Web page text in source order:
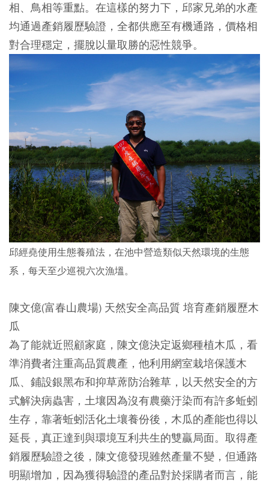
相、鳥相等重點。在這樣的努力下，邱家兄弟的水產
均通過產銷履歷驗證，全都供應至有機通路，價格相
對合理穩定，擺脫以量取勝的惡性競爭。
邱經堯使用生態養殖法，在池中營造類似天然環境的生態
系，每天至少巡視六次漁塭。
陳文億(富春山農場) 天然安全高品質 培育產銷履歷木
瓜
為了能就近照顧家庭，陳文億決定返鄉種植木瓜，看
準消費者注重高品質農產，他利用網室栽培保護木
瓜、鋪設銀黑布和抑草蓆防治雜草，以天然安全的方
式解決病蟲害，土壤因為沒有農藥汙染而有許多蚯蚓
生存，靠著蚯蚓活化土壤養份後，木瓜的產能也得以
延長，真正達到與環境互利共生的雙贏局面。取得產
銷履歷驗證之後，陳文億發現雖然產量不變，但通路
明顯增加，因為獲得驗證的產品對於採購者而言，能